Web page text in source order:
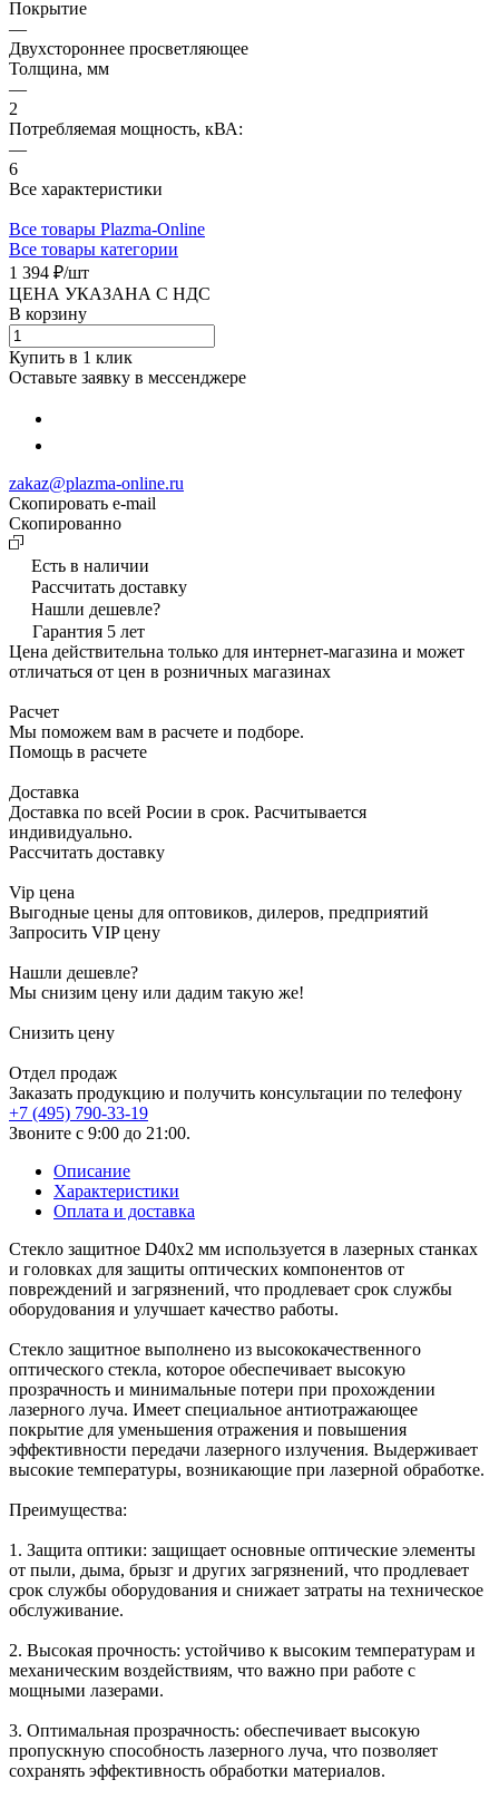
Покрытие
—
Двухстороннее просветляющее
Толщина, мм
—
2
Потребляемая мощность, кВА:
—
6
Все характеристики
Все товары Plazma-Online
Все товары категории
1 394 ₽/шт
ЦЕНА УКАЗАНА С НДС
В корзину
Купить в 1 клик
Оставьте заявку в мессенджере
zakaz@plazma-online.ru
Скопировать e-mail
Cкопированно
Есть в наличии
Рассчитать доставку
Нашли дешевле?
Гарантия 5 лет
Цена действительна только для интернет-магазина и может
отличаться от цен в розничных магазинах
Расчет
Мы поможем вам в расчете и подборе.
Помощь в расчете
Доставка
Доставка по всей Росии в срок. Расчитывается
индивидуально.
Рассчитать доставку
Vip цена
Выгодные цены для оптовиков, дилеров, предприятий
Запросить VIP цену
Нашли дешевле?
Мы снизим цену или дадим такую же!
Снизить цену
Отдел продаж
Заказать продукцию и получить консультации по телефону
+7 (495) 790-33-19
Звоните с 9:00 до 21:00.
Описание
Характеристики
Оплата и доставка
Стекло защитное D40х2 мм используется в лазерных станках
и головках для защиты оптических компонентов от
повреждений и загрязнений, что продлевает срок службы
оборудования и улучшает качество работы.
Стекло защитное выполнено из высококачественного
оптического стекла, которое обеспечивает высокую
прозрачность и минимальные потери при прохождении
лазерного луча. Имеет специальное антиотражающее
покрытие для уменьшения отражения и повышения
эффективности передачи лазерного излучения. Выдерживает
высокие температуры, возникающие при лазерной обработке.
Преимущества:
1. Защита оптики: защищает основные оптические элементы
от пыли, дыма, брызг и других загрязнений, что продлевает
срок службы оборудования и снижает затраты на техническое
обслуживание.
2. Высокая прочность: устойчиво к высоким температурам и
механическим воздействиям, что важно при работе с
мощными лазерами.
3. Оптимальная прозрачность: обеспечивает высокую
пропускную способность лазерного луча, что позволяет
сохранять эффективность обработки материалов.